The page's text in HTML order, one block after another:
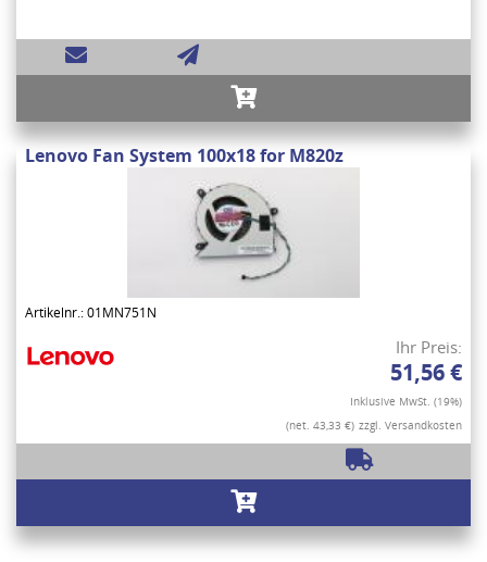
Lenovo Fan System 100x18 for M820z
Artikelnr.: 01MN751N
Ihr Preis:
51,56 €
Inklusive MwSt. (19%)
(net. 43,33 €) zzgl. Versandkosten